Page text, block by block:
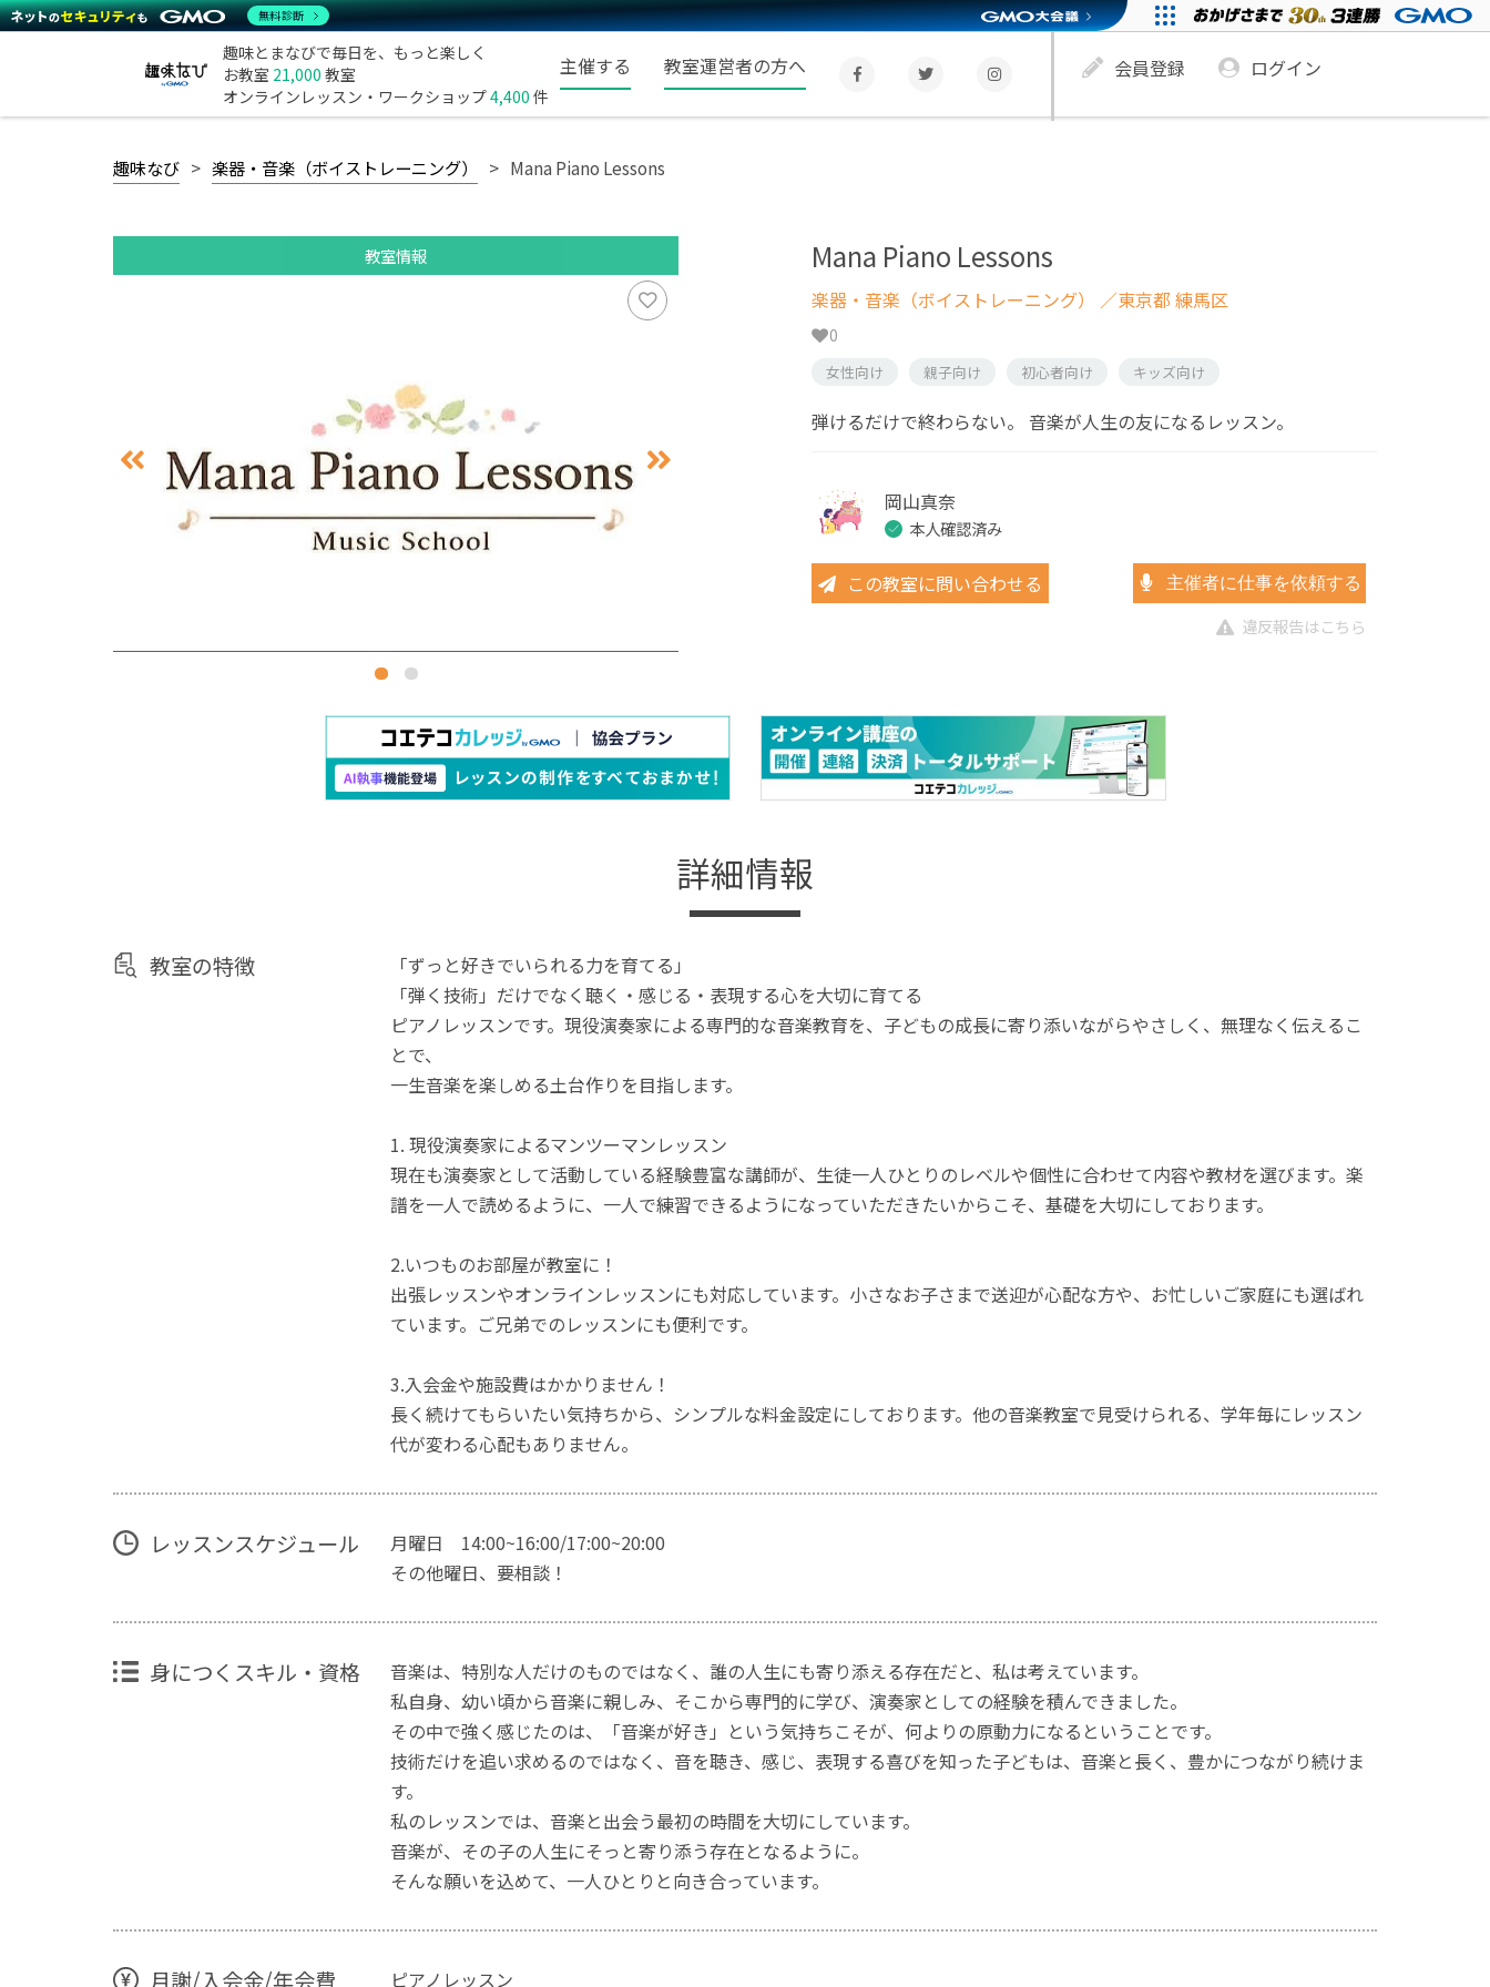
趣味とまなびで毎日を、もっと楽しく
お教室 21,000 教室
オンラインレッスン・ワークショップ4,400 件
主催する 教室運営者の方へ 会員登録 ログイン
趣味なび 楽器・音楽（ボイストレーニング） Mana Piano Lessons
教室情報 Mana Piano Lessons
楽器・音楽（ボイストレーニング） ／東京都 練馬区
0
女性向け 親子向け 初心者向け キッズ向け
弾けるだけで終わらない。 音楽が人生の友になるレッスン。
岡山真奈
本人確認済み
この教室に問い合わせる 主催者に仕事を依頼する
違反報告はこちら
詳細情報
教室の特徴
「ずっと好きでいられる力を育てる」
「弾く技術」だけでなく聴く・感じる・表現する心を大切に育てる
ピアノレッスンです。現役演奏家による専門的な音楽教育を、子どもの成長に寄り添いながらやさしく、無理なく伝えるこ
とで、
一生音楽を楽しめる土台作りを目指します。
1. 現役演奏家によるマンツーマンレッスン
現在も演奏家として活動している経験豊富な講師が、生徒一人ひとりのレベルや個性に合わせて内容や教材を選びます。楽
譜を一人で読めるように、一人で練習できるようになっていただきたいからこそ、基礎を大切にしております。
2.いつものお部屋が教室に！
出張レッスンやオンラインレッスンにも対応しています。小さなお子さまで送迎が心配な方や、お忙しいご家庭にも選ばれ
ています。ご兄弟でのレッスンにも便利です。
3.入会金や施設費はかかりません！
長く続けてもらいたい気持ちから、シンプルな料金設定にしております。他の音楽教室で見受けられる、学年毎にレッスン
代が変わる心配もありません。
レッスンスケジュール
月曜日 14:00~16:00/17:00~20:00
その他曜日、要相談！
身につくスキル・資格
音楽は、特別な人だけのものではなく、誰の人生にも寄り添える存在だと、私は考えています。
私自身、幼い頃から音楽に親しみ、そこから専門的に学び、演奏家としての経験を積んできました。
その中で強く感じたのは、「音楽が好き」という気持ちこそが、何よりの原動力になるということです。
技術だけを追い求めるのではなく、音を聴き、感じ、表現する喜びを知った子どもは、音楽と長く、豊かにつながり続けま
す。
私のレッスンでは、音楽と出会う最初の時間を大切にしています。
音楽が、その子の人生にそっと寄り添う存在となるように。
そんな願いを込めて、一人ひとりと向き合っています。
月謝/入会金/年会費
ピアノレッスン
無料診断